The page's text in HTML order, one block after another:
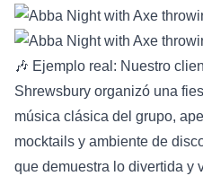
🎶 Ejemplo real: Nuestro
Shrewsbury organizó una
música clásica del grupo,
mocktails y ambiente de
que demuestra lo divertida y